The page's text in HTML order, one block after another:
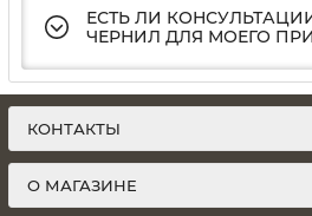
ЕСТЬ ЛИ
ЧЕРНИЛ ДЛЯ МОЕГО
КОНТАКТЫ
О МАГАЗИНЕ